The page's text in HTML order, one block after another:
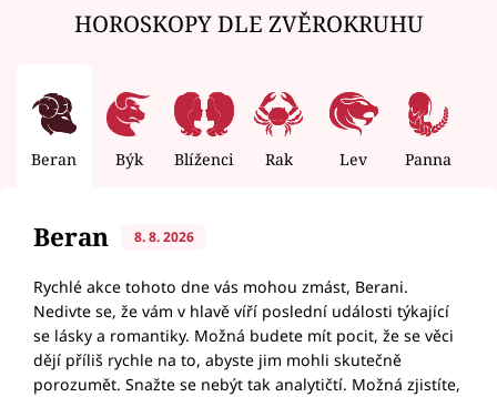
HOROSKOPY DLE ZVĚROKRUHU
Beran Býk Blíženci Rak Lev Panna
Beran 8. 8. 2026
Rychlé akce tohoto dne vás mohou zmást, Berani.
Nedivte se, že vám v hlavě víří poslední události týkající
se lásky a romantiky. Možná budete mít pocit, že se věci
dějí příliš rychle na to, abyste jim mohli skutečně
porozumět. Snažte se nebýt tak analytičtí. Možná zjistíte,